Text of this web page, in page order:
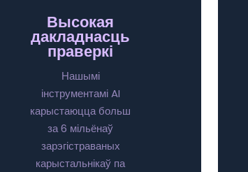
Высокая
дакладнасць
праверкі
Нашымі
інструментамі AI
карыстаюцца больш
за 6 мільёнаў
зарэгістраваных
карыстальнікаў па